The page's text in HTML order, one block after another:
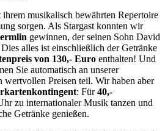
musikalisch bewährten Repertoire
sorgen. Als Stargast konnten wir
gewinnen, der seinen Sohn David
alles ist einschließlich der Getränke
von 130,- Euro enthalten! Und
Sie automatisch an unserer
wertvollen Preisen teil. Wir haben aber
: Für40,-
zu internationaler Musik tanzen und
Getränke genießen.